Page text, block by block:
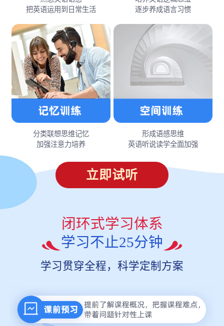
把英语运用到日常生活
逐步养成语言习惯
分类联想思维记忆
加强注意力培养
形成语感思维
英语听说读学全面加强
立即试听
闭环式学习体系
学习不止25分钟
学习贯穿全程，科学定制方案